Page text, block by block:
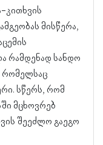
კითხვის
მისწერა,
რამდენად სანდო
რომელსაც
სწერს, რომ
მცხოვრებ
შეეძლო გაეგო